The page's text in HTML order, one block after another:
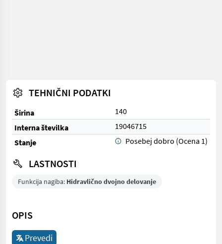
TEHNIČNI PODATKI
Širina
140
Interna številka
19046715
Stanje
Posebej dobro (Ocena 1)
LASTNOSTI
Funkcija nagiba: Hidravlično dvojno delovanje
OPIS
Prevedi